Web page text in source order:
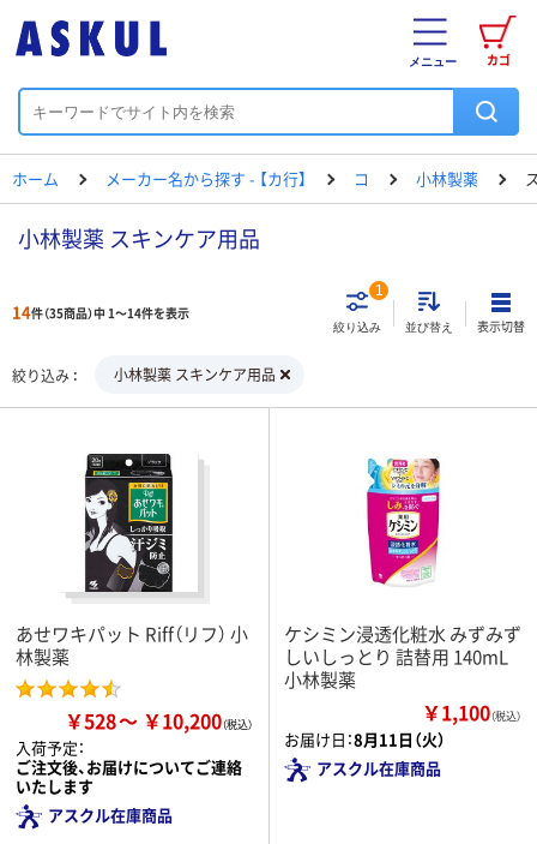
カゴ
メニュー
ホーム メーカー名から探す - 【カ行】 コ 小林製薬
小林製薬 スキンケア用品
14件（35商品）中 1～14件を表示
絞り込み
1
並び替え 表示切替
絞り込み 小林製薬 スキンケア用品
あせワキパット Riff（リフ） 小
林製薬
￥528 ￥10,200
入荷予定：
ご注文後、お届けについてご連絡
いたします
アスクル在庫商品
ケシミン浸透化粧水 みずみず
しいしっとり 詰替用 140mL
小林製薬
￥1,100（税込）
お届け日：8月11日（火）
アスクル在庫商品